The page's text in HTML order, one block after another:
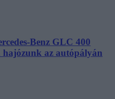
Benz GLC 400
az autópályán